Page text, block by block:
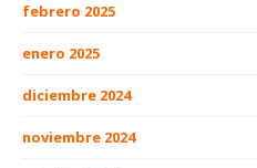
febrero 2025
enero 2025
diciembre 2024
noviembre 2024